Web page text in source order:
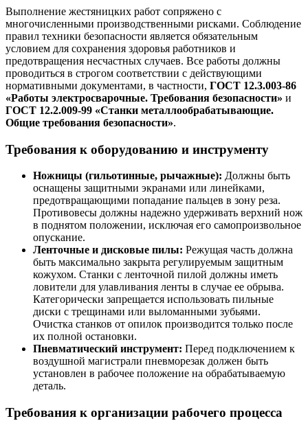
Выполнение жестяницких работ сопряжено с
многочисленными производственными рисками. Соблюдение
правил техники безопасности является обязательным
условием для сохранения здоровья работников и
предотвращения несчастных случаев. Все работы должны
проводиться в строгом соответствии с действующими
нормативными документами, в частности, ГОСТ 12.3.003-86
«Работы электросварочные. Требования безопасности» и
ГОСТ 12.2.009-99 «Станки металлообрабатывающие.
Общие требования безопасности».
Требования к оборудованию и инструменту
Ножницы (гильотинные, рычажные): Должны быть
оснащены защитными экранами или линейками,
предотвращающими попадание пальцев в зону реза.
Противовесы должны надежно удерживать верхний нож
в поднятом положении, исключая его самопроизвольное
опускание.
Ленточные и дисковые пилы: Режущая часть должна
быть максимально закрыта регулируемым защитным
кожухом. Станки с ленточной пилой должны иметь
ловители для улавливания ленты в случае ее обрыва.
Категорически запрещается использовать пильные
диски с трещинами или выломанными зубьями.
Очистка станков от опилок производится только после
их полной остановки.
Пневматический инструмент: Перед подключением к
воздушной магистрали пневморезак должен быть
установлен в рабочее положение на обрабатываемую
деталь.
Требования к организации рабочего процесса